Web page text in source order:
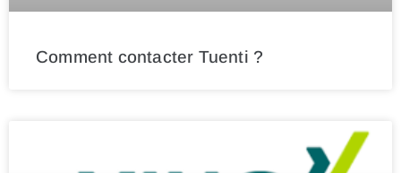
Comment contacter Tuenti ?